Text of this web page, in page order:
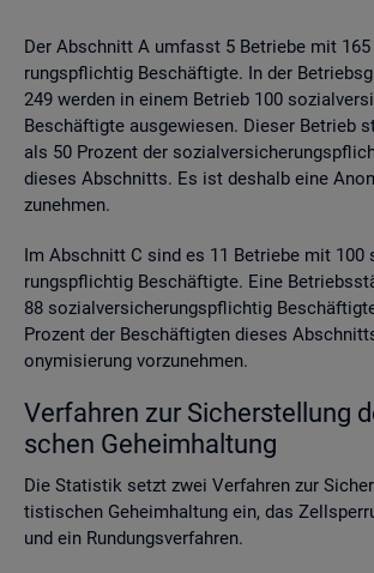
Der Ab­schnitt A um­fasst 5 Be­trie­be mit
rungs­pflich­tig Be­schäf­tig­te. In der
249 wer­den in einem Be­trieb 100
Be­schäf­tig­te aus­ge­wie­sen. Die­ser Be­trieb
als 50 Pro­zent der
die­ses Ab­schnitts. Es ist des­halb eine
zu­neh­men.
Im Ab­schnitt C sind es 11 Be­trie­be mit
rungs­pflich­tig Be­schäf­tig­te. Eine
88 so­zi­al­ver­si­che­rungs­pflich­tig
Pro­zent der Be­schäf­tig­ten die­ses
ony­mi­sie­rung vor­zu­neh­men.
Ver­fah­ren zur Si­cher­stel­lung
schen Ge­heim­hal­tung
Die Sta­tis­tik setzt zwei Ver­fah­ren zur
tis­ti­schen Ge­heim­hal­tung ein, das
und ein Run­dungs­ver­fah­ren.